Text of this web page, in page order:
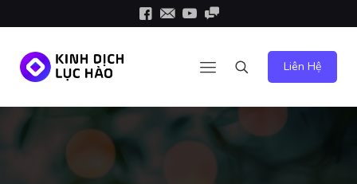
Liên Hệ